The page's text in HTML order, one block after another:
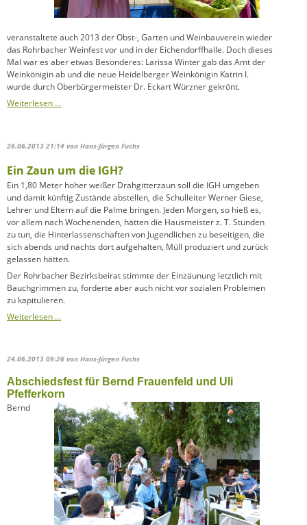
veranstaltete auch 2013 der Obst-, Garten und Weinbauverein wieder
das Rohrbacher Weinfest vor und in der Eichendorffhalle. Doch dieses
Mal war es aber etwas Besonderes: Larissa Winter gab das Amt der
Weinkönigin ab und die neue Heidelberger Weinkönigin Katrin I.
wurde durch Oberbürgermeister Dr. Eckart Würzner gekrönt.
Weiterlesen …
26.06.2013 21:14 von Hans-Jürgen Fuchs
Ein Zaun um die IGH?
Ein 1,80 Meter hoher weißer Drahgitterzaun soll die IGH umgeben
und damit künftig Zustände abstellen, die Schulleiter Werner Giese,
Lehrer und Eltern auf die Palme bringen. Jeden Morgen, so hieß es,
vor allem nach Wochenenden, hätten die Hausmeister z. T. Stunden
zu tun, die Hinterlassenschaften von Jugendlichen zu beseitigen, die
sich abends und nachts dort aufgehalten, Müll produziert und zurück
gelassen hätten.
Der Rohrbacher Bezirksbeirat stimmte der Einzäunung letztlich mit
Bauchgrimmen zu, forderte aber auch nicht vor sozialen Problemen
zu kapitulieren.
Weiterlesen …Ein
IGH?
24.06.2013 09:26 von Hans-Jürgen Fuchs
Abschiedsfest für Bernd Frauenfeld und Uli
Pfefferkorn
Bernd